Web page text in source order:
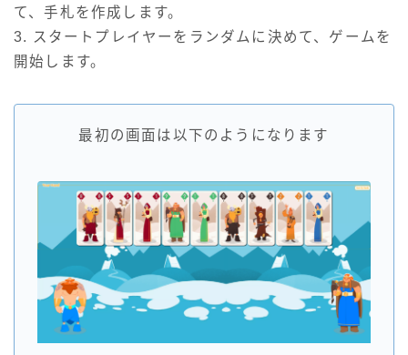
て、手札を作成します。
3. スタートプレイヤーをランダムに決めて、ゲームを
開始します。
最初の画面は以下のようになります